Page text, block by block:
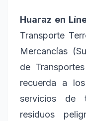
Huaraz en
Transporte
Mercancías
de
recuerda a
servicios de
residuos